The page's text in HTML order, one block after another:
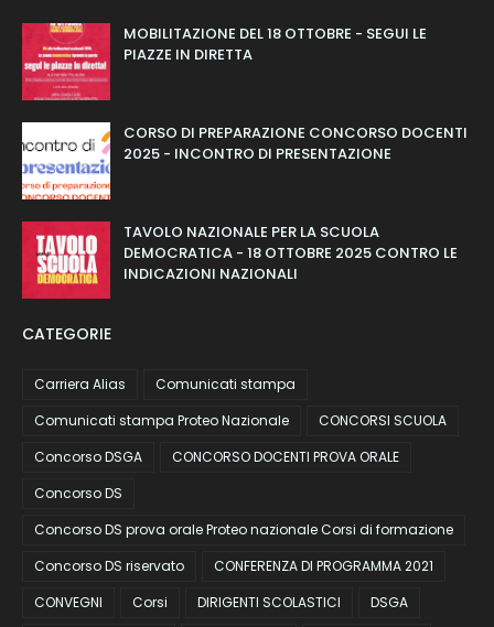
MOBILITAZIONE DEL 18 OTTOBRE - SEGUI LE
PIAZZE IN DIRETTA
CORSO DI PREPARAZIONE CONCORSO DOCENTI
2025 - INCONTRO DI PRESENTAZIONE
TAVOLO NAZIONALE PER LA SCUOLA
DEMOCRATICA - 18 OTTOBRE 2025 CONTRO LE
INDICAZIONI NAZIONALI
CATEGORIE
Carriera Alias
Comunicati stampa
Comunicati stampa Proteo Nazionale
CONCORSI SCUOLA
Concorso DSGA
CONCORSO DOCENTI PROVA ORALE
Concorso DS
Concorso DS prova orale Proteo nazionale Corsi di formazione
Concorso DS riservato
CONFERENZA DI PROGRAMMA 2021
CONVEGNI
Corsi DIRIGENTI SCOLASTICI
DSGA